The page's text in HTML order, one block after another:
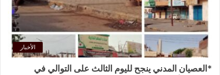
الأخبار
*العصيان المدني ينجح لليوم الثالث على التوالي في